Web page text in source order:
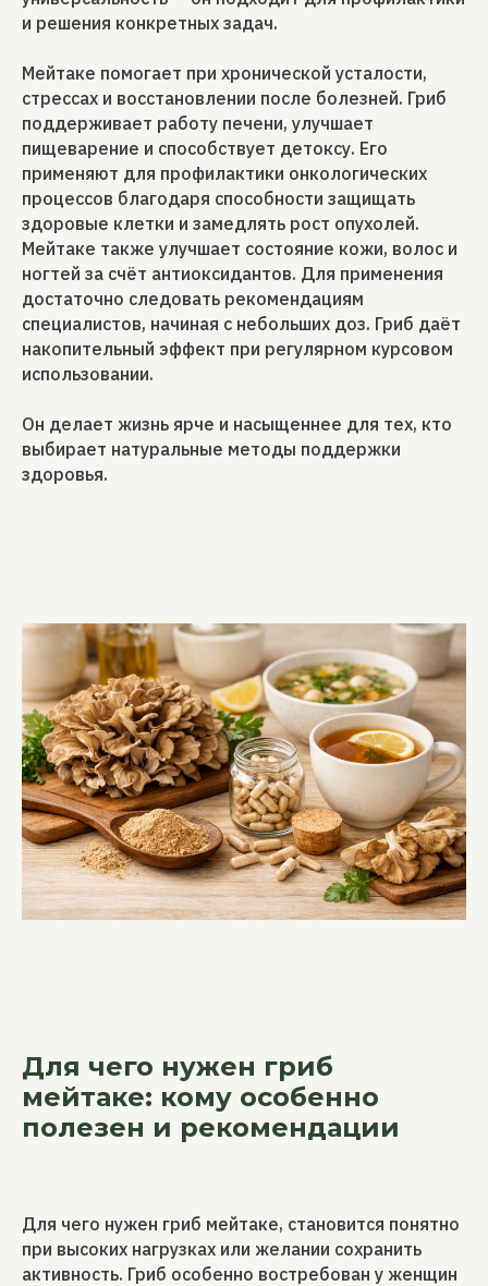
и решения конкретных задач.
Мейтаке помогает при хронической усталости,
стрессах и восстановлении после болезней. Гриб
поддерживает работу печени, улучшает
пищеварение и способствует детоксу. Его
применяют для профилактики онкологических
процессов благодаря способности защищать
здоровые клетки и замедлять рост опухолей.
Мейтаке также улучшает состояние кожи, волос и
ногтей за счёт антиоксидантов. Для применения
достаточно следовать рекомендациям
специалистов, начиная с небольших доз. Гриб даёт
накопительный эффект при регулярном курсовом
использовании.
Он делает жизнь ярче и насыщеннее для тех, кто
выбирает натуральные методы поддержки
здоровья.
Для чего нужен гриб
мейтаке: кому особенно
полезен и рекомендации
Для чего нужен гриб мейтаке, становится понятно
при высоких нагрузках или желании сохранить
активность. Гриб особенно востребован у женщин